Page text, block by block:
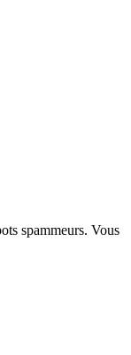
spammeurs. Vous